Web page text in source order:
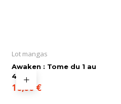
Lot mangas
Awaken : Tome du 1 au
4
16,00 €